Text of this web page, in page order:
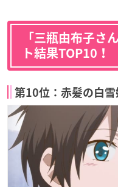
「三瓶由布子さ
ト結果TOP10！
第10位：赤髪の白